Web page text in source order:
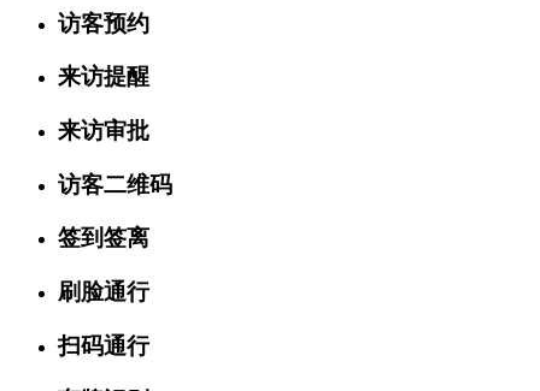
访客预约
来访提醒
来访审批
访客二维码
签到签离
刷脸通行
扫码通行